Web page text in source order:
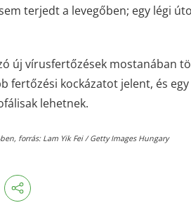
terjedt a levegőben; egy légi
új vírusfertőzések mostanában
fertőzési kockázatot jelent, és egy
lehetnek.
forrás: Lam Yik Fei / Getty Images Hungary